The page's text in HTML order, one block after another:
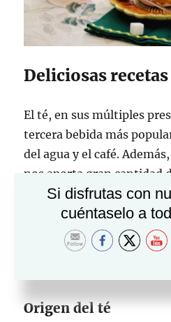
Deliciosas
El té, en sus múltiples
tercera bebida más
del agua y el café.
nos aporta gran cantidad
no conoces las
variedades? Hoy te
Deliciosas recetas con té
Origen del té
Si disfrutas con
cuéntaselo a